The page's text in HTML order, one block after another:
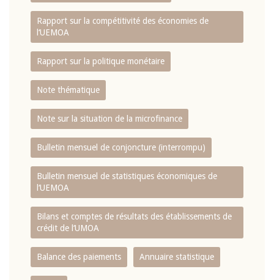
Rapport sur la compétitivité des économies de
l‘UEMOA
Rapport sur la politique monétaire
Note thématique
Note sur la situation de la microfinance
Bulletin mensuel de conjoncture (interrompu)
Bulletin mensuel de statistiques économiques de
l‘UEMOA
Bilans et comptes de résultats des établissements de
crédit de l‘UMOA
Balance des paiements Annuaire statistique